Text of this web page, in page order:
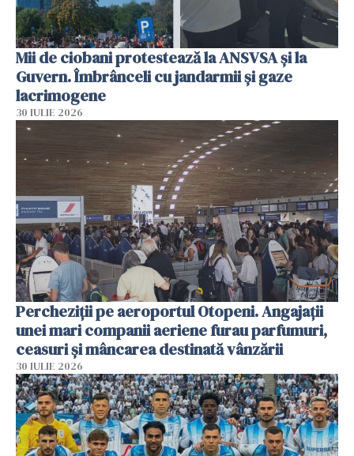
Mii de ciobani protestează la ANSVSA și la
Guvern. Îmbrânceli cu jandarmii și gaze
lacrimogene
30 IULIE 2026
Percheziții pe aeroportul Otopeni. Angajații
unei mari companii aeriene furau parfumuri,
ceasuri și mâncarea destinată vânzării
30 IULIE 2026